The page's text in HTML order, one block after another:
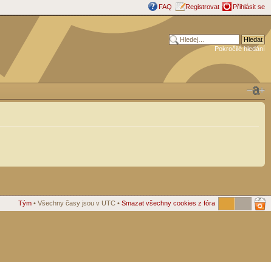
FAQ Registrovat Přihlásit se
Pokročilé hledání
Tým • Všechny časy jsou v UTC • Smazat všechny cookies z fóra